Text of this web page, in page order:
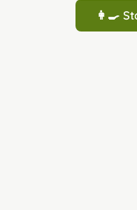
👩‍🍳